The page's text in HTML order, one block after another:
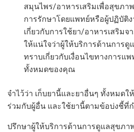
สมุนไพร/อาหารเสริมเพื่อสุขภา
การรักษาโดยแพทย์หรือผู้ปฏิบัติ
เกี่ยวกับการใช้ยา/อาหารเสริม
ให้แน่ใจว่าผู้ให้บริการด้านการ
ทราบเกี่ยวกับเงื่อนไขทางการแ
ทั้งหมดของคุณ
จำไว้ว่า เก็บยานี้และยาอื่นๆ ทั้งหมด
ร่วมกับผู้อื่น และใช้ยานี้ตามข้อบ่งชี้ที่
ปรึกษาผู้ให้บริการด้านการดูแลสุขภา